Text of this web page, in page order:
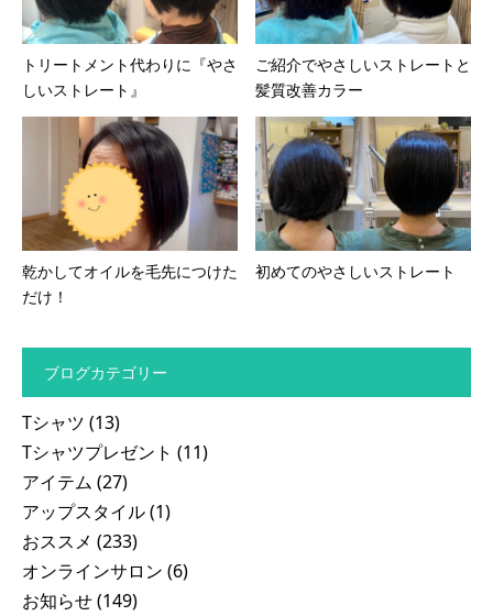
トリートメント代わりに『やさ
しいストレート』
ご紹介でやさしいストレートと
髪質改善カラー
乾かしてオイルを毛先につけた
だけ！
初めてのやさしいストレート
ブログカテゴリー
Tシャツ (13)
Tシャツプレゼント (11)
アイテム (27)
アップスタイル(1)
おススメ (233)
オンラインサロン (6)
お知らせ(149)